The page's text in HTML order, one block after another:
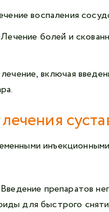
воспаления
болей и
включая
препаратов
для быстрого